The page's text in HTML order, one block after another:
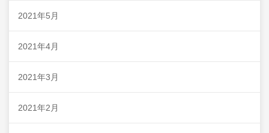
2021年5月
2021年4月
2021年3月
2021年2月